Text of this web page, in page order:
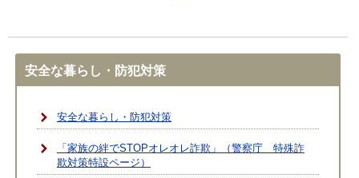
安全な暮らし・防犯対策
安全な暮らし・防犯対策
「家族の絆でSTOPオレオレ詐欺」（警察庁 特殊詐
欺対策特設ページ）